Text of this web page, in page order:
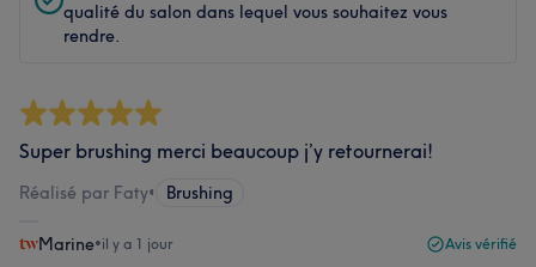
qualité du salon dans lequel vous souhaitez vous
rendre.
Super brushing merci beaucoup j’y retournerai!
Réalisé par Faty• Brushing
Marine•il y a 1 jour Avis vérifié